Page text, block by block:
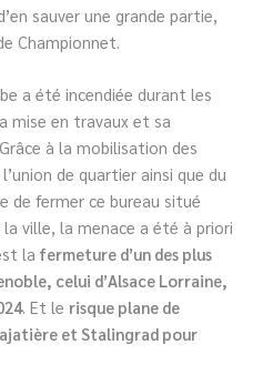
sauver une grande partie,
Championnet.
a été incendiée durant les
mise en travaux et sa
à la mobilisation des
de quartier ainsi que du
de fermer ce bureau situé
ville, la menace a été à priori
la fermeture d’un des plus
celui d’Alsace Lorraine,
. Et le risque plane de
et Stalingrad pour